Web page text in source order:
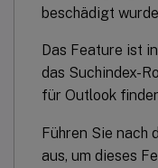
beschädigt
Das Feature ist
das Suchindex-
für Outlook
Führen Sie nach
aus, um dieses